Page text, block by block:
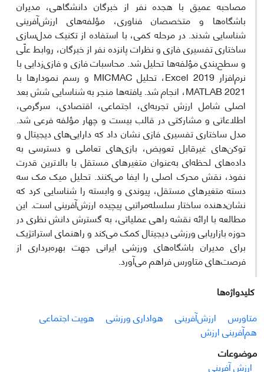
مصاحبه عمیق با هجده نفر از خبرگان دانشگاهی، مدیران
باشگاه‌ها و متخصصان فناوری، مؤلفه‌های ارزش‌آفرینی
شناسایی شدند. در مرحله کمی، با استفاده از تکنیک مدل‌سازی
ساختاری تفسیری فازی و نظرات پانزده نفر از خبرگان، روابط علّی
و سطح‌بندی مؤلفه‌ها تحلیل شد. محاسبات فازی و فازی‌زدایی با
نرم‌افزار Excel 2019، تحلیل MICMAC و رسم نمودارها با
MATLAB 2021، انجام شد. یافته‌ها منجر به شناسایی شش بعد
اصلی شامل ارزش تجربه‌ای، اجتماعی، اقتصادی، سرگرمی،
اطلاعاتی و مشارکتی در قالب بیست و چهار مؤلفه فرعی شد.
مدل ساختاری تفسیری فازی نشان داد که دارایی‌های دیجیتال و
توکن‌های غیرقابل تعویض، بازی‌های تعاملی و دسترسی به
داده‌های لحظه‌ای به‌عنوان متغیرهای مستقل با بالاترین قدرت
نفوذ، نقش محرک اصلی را ایفا می‌کنند. تحلیل میک مک سه
دسته متغیرهای مستقل، پیوندی و وابسته را شناسایی کرد که
نشان‌دهنده ساختار سلسله‌مراتبی پیچیده ارزش‌آفرینی است. این
مطالعه با ارائه نقشه راهی عملیاتی، به گسترش دانش نظری در
حوزه بازاریابی ورزشی دیجیتال کمک می‌کند و راهنمای استراتژیک
برای مدیران باشگاه‌های ورزشی ایرانی جهت بهره‌برداری از
فرصت‌های متاورس فراهم می‌آورد.
کلیدواژه‌ها
متاورس
ارزش‌آفرینی هواداری ورزشی
هویت اجتماعی
هم‌آفرینی ارزش
موضوعات
ارزش آفرینی